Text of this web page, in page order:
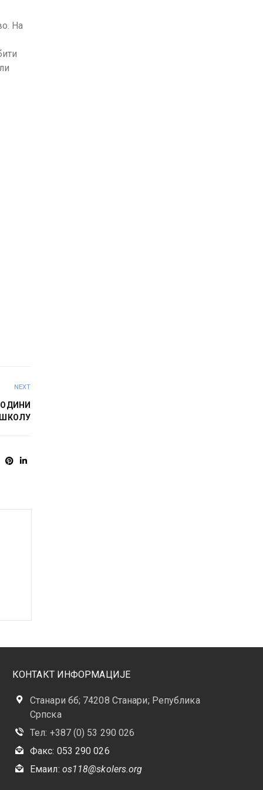
На
NEXT
ШКОЛУ
КОНТАКТ ИНФОРМАЦИЈЕ
Станари бб; 74208 Станари; Република
Српска
Тел: +387 (0) 53 290 026
Факс: 053 290 026
Емаил: os118@skolers.org